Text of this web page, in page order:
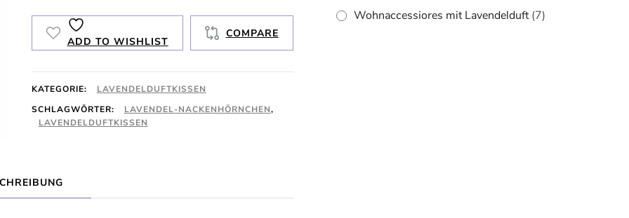
ADD TO WISHLIST
COMPARE
KATEGORIE:
LAVENDELDUFTKISSEN
SCHLAGWÖRTER:
LAVENDEL-NACKENHÖRNCHEN,
LAVENDELDUFTKISSEN
Wohnaccessiores mit Lavendelduft (7)